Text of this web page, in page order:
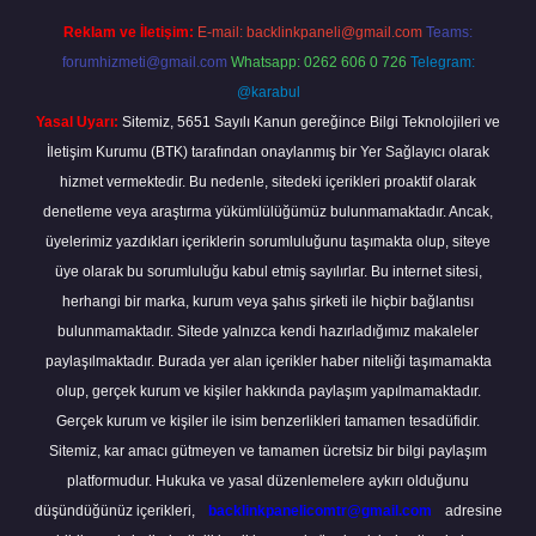
Reklam ve İletişim: E-mail: backlinkpaneli@gmail.com Teams:
forumhizmeti@gmail.com Whatsapp: 0262 606 0 726 Telegram:
@karabul
Yasal Uyarı: Sitemiz, 5651 Sayılı Kanun gereğince Bilgi Teknolojileri ve
İletişim Kurumu (BTK) tarafından onaylanmış bir Yer Sağlayıcı olarak
hizmet vermektedir. Bu nedenle, sitedeki içerikleri proaktif olarak
denetleme veya araştırma yükümlülüğümüz bulunmamaktadır. Ancak,
üyelerimiz yazdıkları içeriklerin sorumluluğunu taşımakta olup, siteye
üye olarak bu sorumluluğu kabul etmiş sayılırlar. Bu internet sitesi,
herhangi bir marka, kurum veya şahıs şirketi ile hiçbir bağlantısı
bulunmamaktadır. Sitede yalnızca kendi hazırladığımız makaleler
paylaşılmaktadır. Burada yer alan içerikler haber niteliği taşımamakta
olup, gerçek kurum ve kişiler hakkında paylaşım yapılmamaktadır.
Gerçek kurum ve kişiler ile isim benzerlikleri tamamen tesadüfidir.
Sitemiz, kar amacı gütmeyen ve tamamen ücretsiz bir bilgi paylaşım
platformudur. Hukuka ve yasal düzenlemelere aykırı olduğunu
düşündüğünüz içerikleri,
backlinkpanelicomtr@gmail.com
adresine